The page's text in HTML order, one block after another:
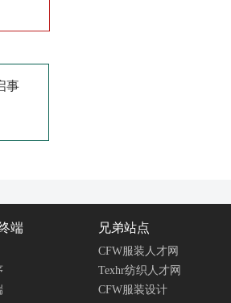
事
端 兄弟站点
CFW服装人才网
Texhr纺织人才网
CFW服装设计